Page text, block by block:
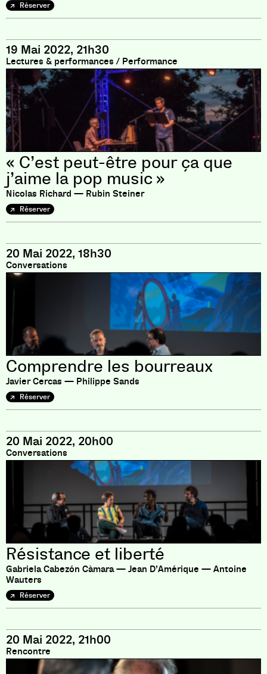
Réserver
19 Mai 2022, 21h30
Lectures & performances / Performance
« C’est peut-être pour ça que
j’aime la pop music »
Nicolas Richard — Rubin Steiner
Réserver
20 Mai 2022, 18h30
Conversations
Comprendre les bourreaux
Javier Cercas — Philippe Sands
Réserver
20 Mai 2022, 20h00
Conversations
Résistance et liberté
Gabriela Cabezón Càmara — Jean D’Amérique — Antoine
Wauters
Réserver
20 Mai 2022, 21h00
Rencontre